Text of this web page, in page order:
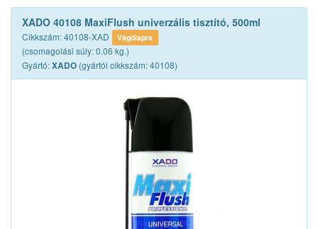
XADO 40108 MaxiFlush univerzális tisztító, 500ml
Cikkszám: 40108-XAD Vágólapra
(csomagolási súly: 0.06 kg.)
Gyártó:XADO (gyártói cikkszám: 40108)